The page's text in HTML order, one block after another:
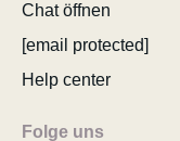
Chat öffnen
[email protected]
Help center
Folge uns